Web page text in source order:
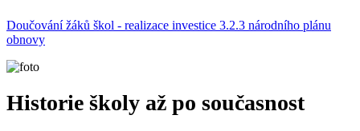
Doučování žáků škol - realizace investice 3.2.3 národního plánu
obnovy
Historie školy až po současnost